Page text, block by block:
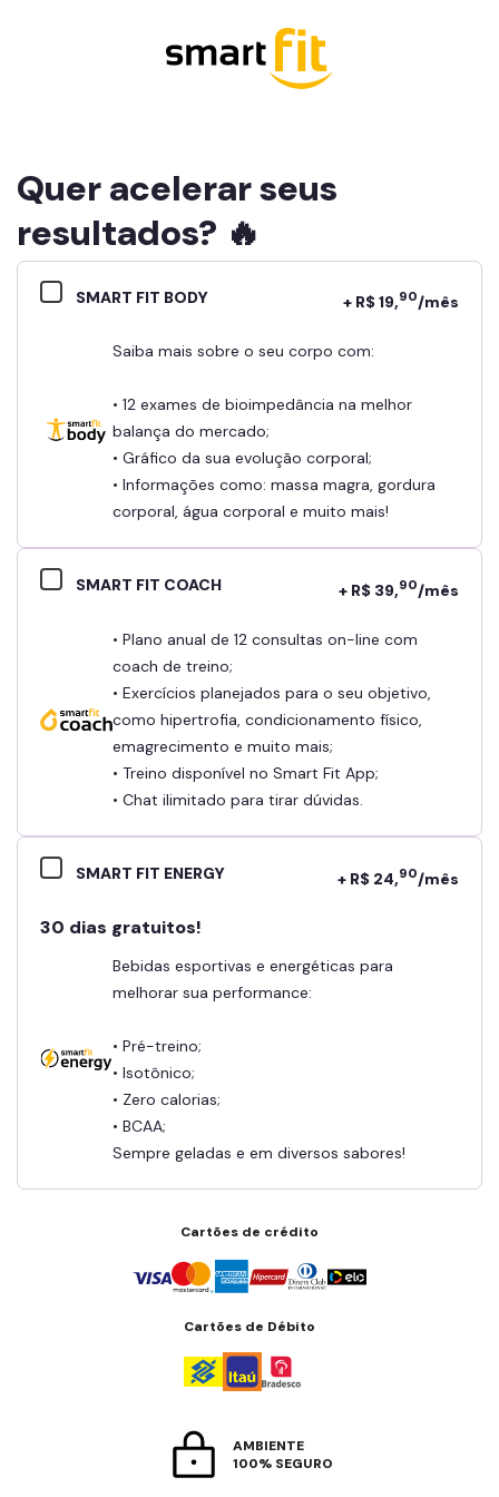
Quer acelerar seus
resultados? 🔥
SMART FIT BODY + R$ 19,90/mês
Saiba mais sobre o seu corpo com:
• 12 exames de bioimpedância na melhor
balança do mercado;
• Gráfico da sua evolução corporal;
• Informações como: massa magra, gordura
corporal, água corporal e muito mais!
SMART FIT COACH + R$ 39,90/mês
• Plano anual de 12 consultas on-line com
coach de treino;
• Exercícios planejados para o seu objetivo,
como hipertrofia, condicionamento físico,
emagrecimento e muito mais;
• Treino disponível no Smart Fit App;
• Chat ilimitado para tirar dúvidas.
SMART FIT ENERGY + R$ 24,90/mês
30 dias gratuitos!
Bebidas esportivas e energéticas para
melhorar sua performance:
• Pré-treino;
• Isotônico;
• Zero calorias;
• BCAA;
Sempre geladas e em diversos sabores!
Cartões de crédito
Cartões de Débito
AMBIENTE
100% SEGURO